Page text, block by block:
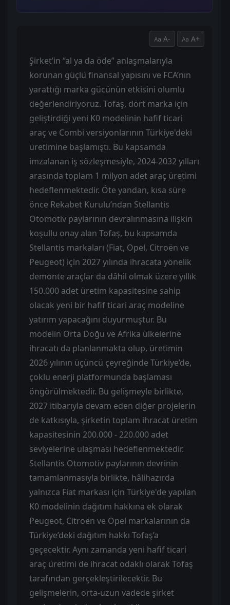
A- A+
Şirket’in “al ya da öde” anlaşmalarıyla
korunan güçlü finansal yapısını ve FCA’nın
yarattığı marka gücünün etkisini olumlu
değerlendiriyoruz. Tofaş, dört marka için
geliştirdiği yeni K0 modelinin hafif ticari
araç ve Combi versiyonlarının Türkiye'deki
üretimine başlamıştı. Bu kapsamda
imzalanan iş sözleşmesiyle, 2024-2032 yılları
arasında toplam 1 milyon adet araç üretimi
hedeflenmektedir. Öte yandan, kısa süre
önce Rekabet Kurulu’ndan Stellantis
Otomotiv paylarının devralınmasına ilişkin
koşullu onay alan Tofaş, bu kapsamda
Stellantis markaları (Fiat, Opel, Citroën ve
Peugeot) için 2027 yılında ihracata yönelik
demonte araçlar da dâhil olmak üzere yıllık
150.000 adet üretim kapasitesine sahip
olacak yeni bir hafif ticari araç modeline
yatırım yapacağını duyurmuştur. Bu
modelin Orta Doğu ve Afrika ülkelerine
ihracatı da planlanmakta olup, üretimin
2026 yılının üçüncü çeyreğinde Türkiye’de,
çoklu enerji platformunda başlaması
öngörülmektedir. Bu gelişmeyle birlikte,
2027 itibarıyla devam eden diğer projelerin
de katkısıyla, şirketin toplam ihracat üretim
kapasitesinin 200.000 - 220.000 adet
seviyelerine ulaşması hedeflenmektedir.
Stellantis Otomotiv paylarının devrinin
tamamlanmasıyla birlikte, hâlihazırda
yalnızca Fiat markası için Türkiye'de yapılan
K0 modelinin dağıtım hakkına ek olarak
Peugeot, Citroën ve Opel markalarının da
Türkiye’deki dağıtım hakkı Tofaş’a
geçecektir. Aynı zamanda yeni hafif ticari
araç üretimi de ihracat odaklı olarak Tofaş
tarafından gerçekleştirilecektir. Bu
gelişmelerin, orta-uzun vadede şirket